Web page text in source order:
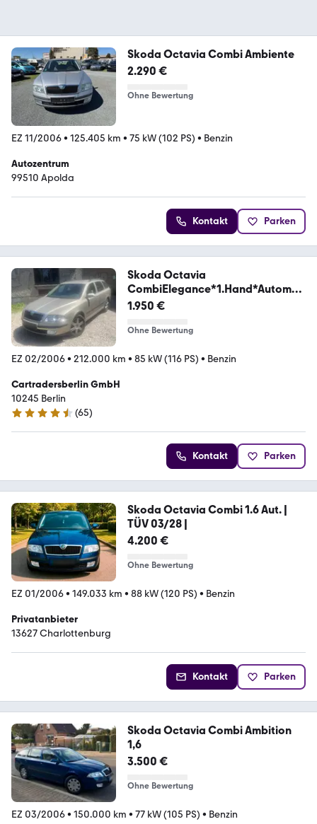
Skoda Octavia Combi Ambiente
2.290 €
Ohne Bewertung
EZ 11/2006• 125.405 km • 75 kW (102 PS) • Benzin
Autozentrum
99510 Apolda
Kontakt Parken
Skoda Octavia
CombiElegance*1.Hand*Automati
k*Klima*PDC
1.950 €
Ohne Bewertung
EZ 02/2006• 212.000 km • 85 kW (116 PS) • Benzin
Cartradersberlin GmbH
10245 Berlin
4.3 Sterne
(65)
Kontakt Parken
Skoda Octavia Combi 1.6 Aut. |
TÜV 03/28 |
4.200 €
Ohne Bewertung
EZ 01/2006• 149.033 km • 88 kW (120 PS) • Benzin
Privatanbieter
13627 Charlottenburg
Kontakt Parken
Skoda Octavia Combi Ambition
1,6
3.500 €
Ohne Bewertung
EZ 03/2006• 150.000 km • 77 kW (105 PS) • Benzin